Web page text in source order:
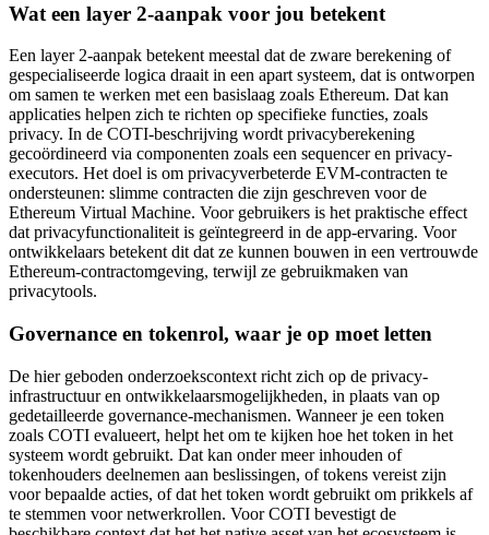
Wat een layer 2-aanpak voor jou betekent
Een layer 2-aanpak betekent meestal dat de zware berekening of
gespecialiseerde logica draait in een apart systeem, dat is ontworpen
om samen te werken met een basislaag zoals Ethereum. Dat kan
applicaties helpen zich te richten op specifieke functies, zoals
privacy. In de COTI-beschrijving wordt privacyberekening
gecoördineerd via componenten zoals een sequencer en privacy-
executors. Het doel is om privacyverbeterde EVM-contracten te
ondersteunen: slimme contracten die zijn geschreven voor de
Ethereum Virtual Machine. Voor gebruikers is het praktische effect
dat privacyfunctionaliteit is geïntegreerd in de app-ervaring. Voor
ontwikkelaars betekent dit dat ze kunnen bouwen in een vertrouwde
Ethereum-contractomgeving, terwijl ze gebruikmaken van
privacytools.
Governance en tokenrol, waar je op moet letten
De hier geboden onderzoekscontext richt zich op de privacy-
infrastructuur en ontwikkelaarsmogelijkheden, in plaats van op
gedetailleerde governance-mechanismen. Wanneer je een token
zoals COTI evalueert, helpt het om te kijken hoe het token in het
systeem wordt gebruikt. Dat kan onder meer inhouden of
tokenhouders deelnemen aan beslissingen, of tokens vereist zijn
voor bepaalde acties, of dat het token wordt gebruikt om prikkels af
te stemmen voor netwerkrollen. Voor COTI bevestigt de